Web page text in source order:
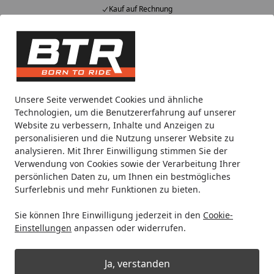
Unsere Seite verwendet Cookies und ähnliche
Technologien, um die Benutzererfahrung auf unserer
Website zu verbessern, Inhalte und Anzeigen zu
personalisieren und die Nutzung unserer Website zu
analysieren. Mit Ihrer Einwilligung stimmen Sie der
Verwendung von Cookies sowie der Verarbeitung Ihrer
persönlichen Daten zu, um Ihnen ein bestmögliches
Surferlebnis und mehr Funktionen zu bieten.
Sie können Ihre Einwilligung jederzeit in den Cookie-
Einstellungen anpassen oder widerrufen.
Ja, verstanden
Kauf auf Rechnung
Alle Produkte
Mein Konto
Suchen
Startseite
GPR Endschalldämpfer
Endschalldämpfer
Ihre Artikelübersicht
Kategorien
Filter / Sortierung
4.768 Artikel gefunden